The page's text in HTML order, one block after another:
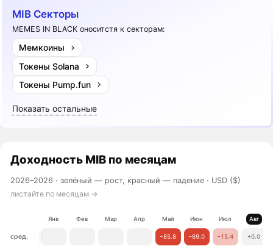
MIB Секторы
MEMES IN BLACK оноситстя к секторам:
Мемкоины
Токены Solana
Токены Pump.fun
Показать остальные
Доходность MIB по месяцам
2026–2026 ·зелёный — рост, красный — падение · USD ($)
листайте по месяцам →
Янв Фев Мар Апр Май Июн Июл Авг
сред. −85.8 −69.0 −15.4 +0.0